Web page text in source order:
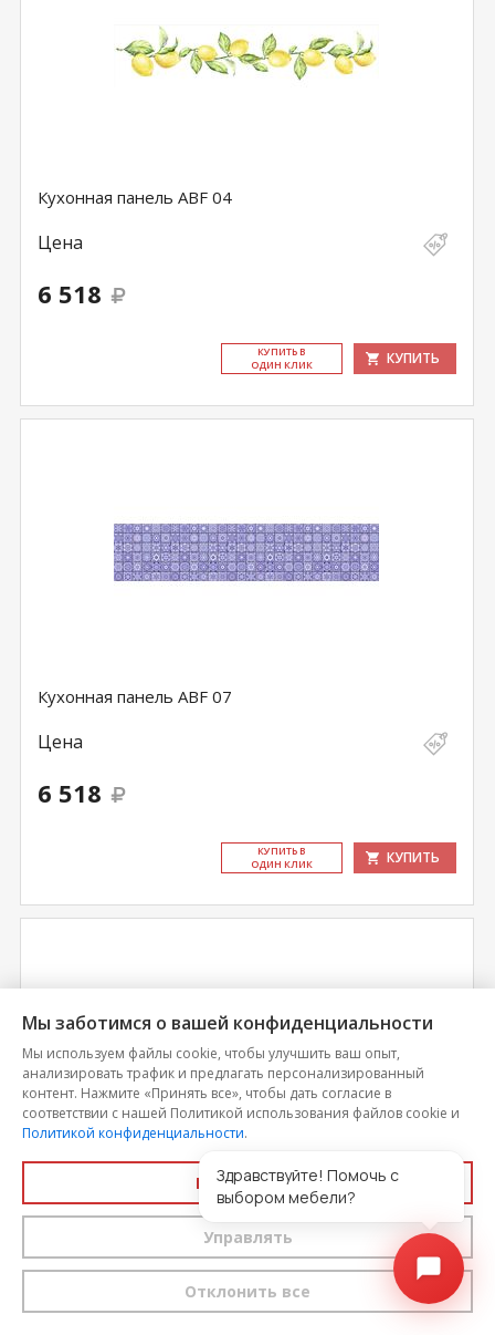
Кухонная панель ABF 04
Цена
6 518
КУ­ПИТЬ В
ОДИН КЛИК
КУПИТЬ
Кухонная панель ABF 07
Цена
6 518
КУ­ПИТЬ В
ОДИН КЛИК
КУПИТЬ
Кухонная панель ABF 15
Мы заботимся о вашей конфиденциальности
Мы используем файлы cookie, чтобы улучшить ваш опыт,
анализировать трафик и предлагать персонализированный
контент. Нажмите «Принять все», чтобы дать согласие в
соответствии с нашей Политикой использования файлов cookie и
Политикой конфиденциальности.
Принять все
Управлять
Отклонить все
Здравствуйте! Помочь с
выбором мебели?